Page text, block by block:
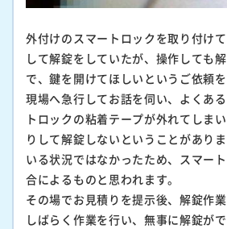
外付けのスマートロックを取り付け
して解錠をしていたが、操作しても
で、鍵を開けてほしいというご依頼を
現場へ急行してお話を伺い、よくあ
トロックの粘着テープが外れてしま
りして解錠しないということがあり
いる状況ではなかったため、スマー
合によるものと思われます。
その場でお見積りを提示後、解錠作業
しばらく作業を行い、無事に解錠がで